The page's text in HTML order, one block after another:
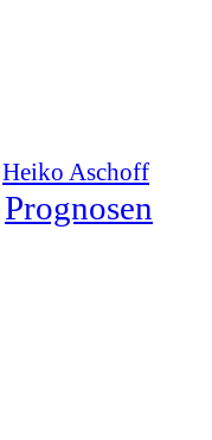
Heiko Aschoff
Prognosen